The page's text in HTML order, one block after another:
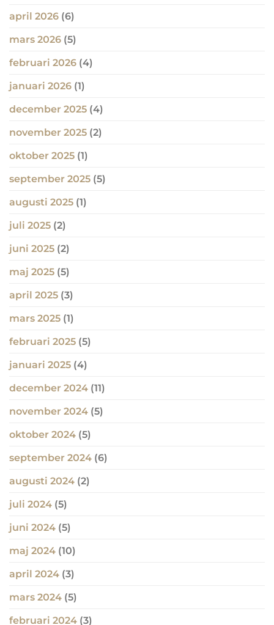
april 2026 (6)
mars 2026 (5)
februari 2026 (4)
januari 2026 (1)
december 2025 (4)
november 2025 (2)
oktober 2025 (1)
september 2025 (5)
augusti 2025 (1)
juli 2025 (2)
juni 2025 (2)
maj 2025 (5)
april 2025 (3)
mars 2025 (1)
februari 2025 (5)
januari 2025 (4)
december 2024 (11)
november 2024 (5)
oktober 2024 (5)
september 2024 (6)
augusti 2024 (2)
juli 2024 (5)
juni 2024 (5)
maj 2024 (10)
april 2024 (3)
mars 2024 (5)
februari 2024 (3)